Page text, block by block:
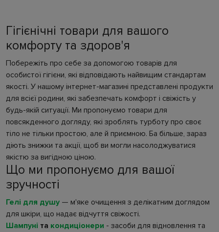
Гігієнічні товари для вашого
комфорту та здоров'я
Побережіть про себе за допомогою товарів для
особистої гігієни, які відповідають найвищим стандартам
якості. У нашому інтернет-магазині представлені продукти
для всієї родини, які забезпечать комфорт і свіжість у
будь-якій ситуації. Ми пропонуємо товари для
повсякденного догляду, які зроблять турботу про своє
тіло не тільки простою, але й приємною. Ба більше, зараз
діють знижки та акції, щоб ви могли насолоджуватися
якістю за вигідною ціною.
Що ми пропонуємо для вашої
зручності
Гелі для душу — м'яке очищення з делікатним доглядом
для шкіри, що надає відчуття свіжості.
Шампуні та кондиціонери - засоби для відновлення та